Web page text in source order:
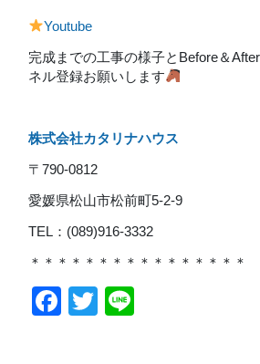
Youtube
完成までの工事の様子とBefore＆
ネル登録お願いします
株式会社カタリナハウス
〒790-0812
愛媛県松山市松前町5-2-9
TEL：(089)916-3332
＊＊＊＊＊＊＊＊＊＊＊＊＊＊＊＊
Facebook
Twitter